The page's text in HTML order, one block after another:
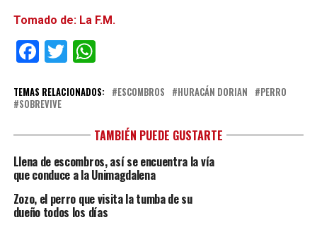
Tomado de: La F.M.
Facebook
TwitterWhatsApp
TEMAS RELACIONADOS: ESCOMBROS HURACÁN DORIAN
PERRO
SOBREVIVE
TAMBIÉN PUEDE GUSTARTE
Llena de escombros, así se encuentra la vía
que conduce a la Unimagdalena
Zozo, el perro que visita la tumba de su
dueño todos los días